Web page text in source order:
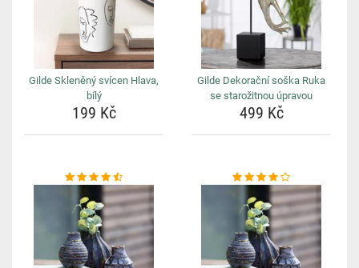
Gilde Skleněný svícen Hlava,
bílý
199 Kč
Gilde Dekorační soška Ruka
se starožitnou úpravou
499 Kč